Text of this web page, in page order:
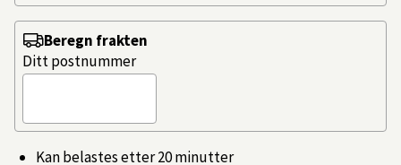
Kan belastes etter 20 minutter
Beregn frakten
Ditt postnummer